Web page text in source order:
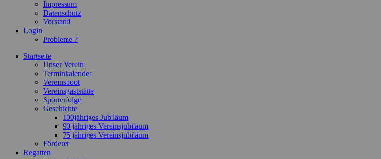
Impressum
Datenschutz
Vorstand
Login
Probleme ?
Startseite
Unser Verein
Terminkalender
Vereinsboot
Vereinsgaststätte
Sporterfolge
Geschichte
100jähriges Jubiläum
90 jähriges Vereinsjubiläum
75 jähriges Vereinsjubiläum
Förderer
Regatten